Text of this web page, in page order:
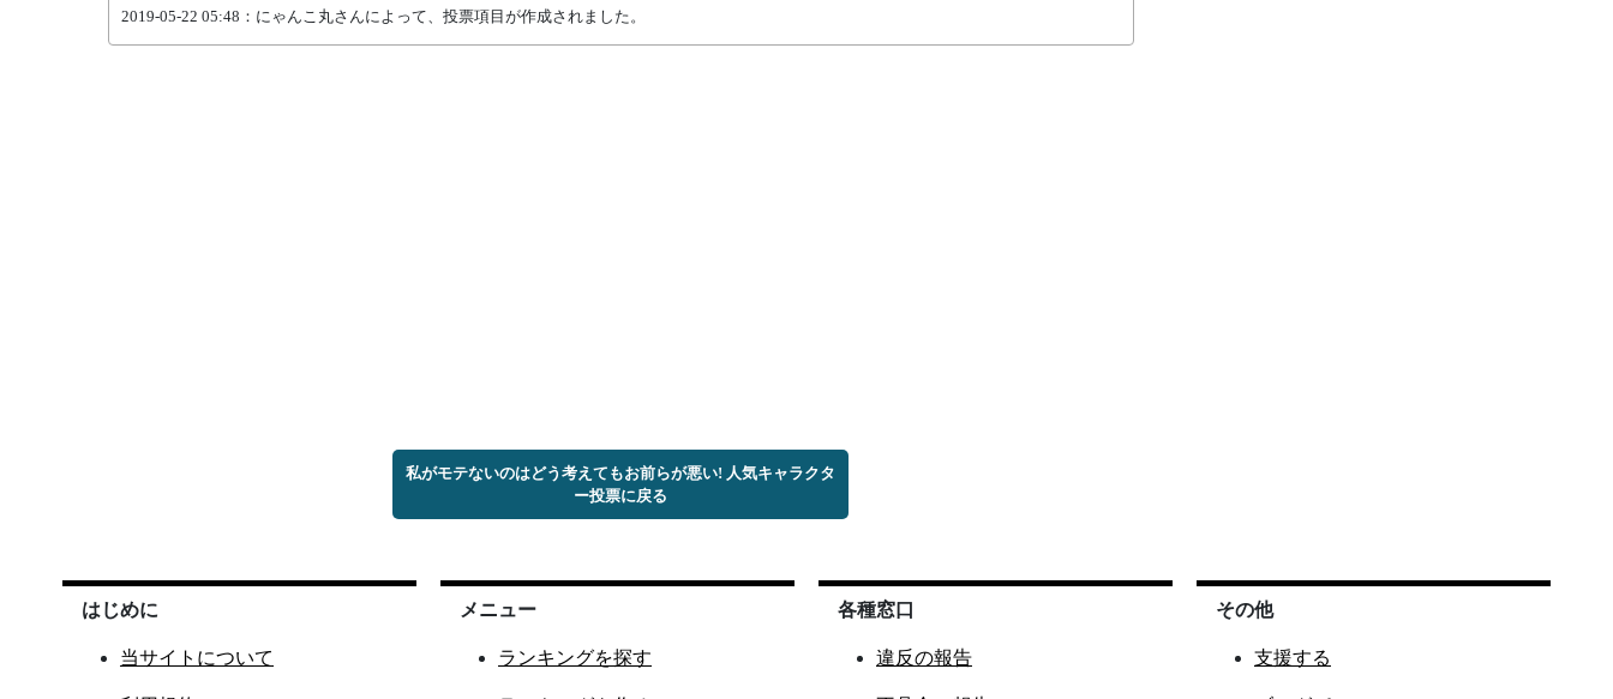
2019-05-22 05:48：にゃんこ丸さんによって、投票項目が作成されました。
私がモテないのはどう考えてもお前らが悪い! 人気キャラクタ
ー投票に戻る
はじめに
当サイトについて
メニュー
ランキングを探す
各種窓口
違反の報告
その他
支援する